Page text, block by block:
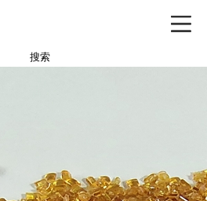
搜索